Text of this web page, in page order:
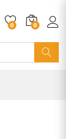
0 0